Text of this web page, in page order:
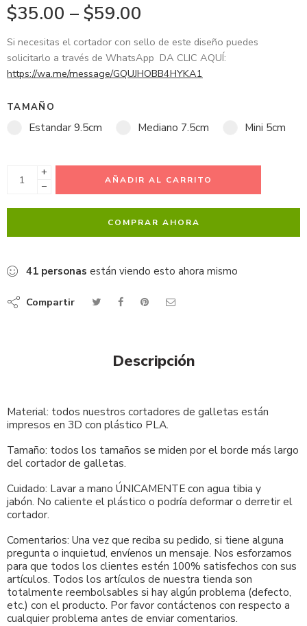
$35.00 – $59.00
Si necesitas el cortador con sello de este diseño puedes
solicitarlo a través de WhatsApp DA CLIC AQUÍ:
https://wa.me/message/GQUJHOBB4HYKA1
TAMAÑO
Estandar 9.5cm Mediano 7.5cm Mini 5cm
+
−
AÑADIR AL CARRITO
COMPRAR AHORA
41 personas están viendo esto ahora mismo
Compartir
Descripción
Material: todos nuestros cortadores de galletas están
impresos en 3D con plástico PLA.
Tamaño: todos los tamaños se miden por el borde más largo
del cortador de galletas.
Cuidado: Lavar a mano ÚNICAMENTE con agua tibia y
jabón. No caliente el plástico o podría deformar o derretir el
cortador.
Comentarios: Una vez que reciba su pedido, si tiene alguna
pregunta o inquietud, envíenos un mensaje. Nos esforzamos
para que todos los clientes estén 100% satisfechos con sus
artículos. Todos los artículos de nuestra tienda son
totalmente reembolsables si hay algún problema (defecto,
etc.) con el producto. Por favor contáctenos con respecto a
cualquier problema antes de enviar comentarios.